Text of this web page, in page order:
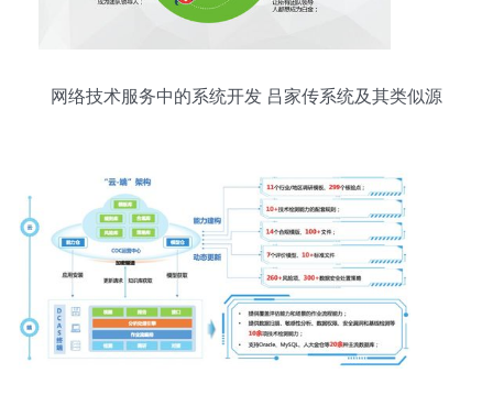
网络技术服务中的系统开发 吕家传系统及其类似源